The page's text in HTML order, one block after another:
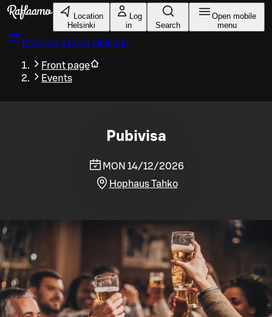
Skip to main content
Location
Helsinki
Log
in
Search
Open mobile
menu
Reserve a table Helsinki
Front page
Events
Pubivisa
MON 14/12/2026
Hophaus Tahko